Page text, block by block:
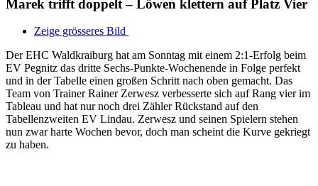
Marek trifft doppelt – Löwen klettern auf Platz Vier
Zeige grösseres Bild
Der EHC Waldkraiburg hat am Sonntag mit einem 2:1-Erfolg beim
EV Pegnitz das dritte Sechs-Punkte-Wochenende in Folge perfekt
und in der Tabelle einen großen Schritt nach oben gemacht. Das
Team von Trainer Rainer Zerwesz verbesserte sich auf Rang vier im
Tableau und hat nur noch drei Zähler Rückstand auf den
Tabellenzweiten EV Lindau. Zerwesz und seinen Spielern stehen
nun zwar harte Wochen bevor, doch man scheint die Kurve gekriegt
zu haben.